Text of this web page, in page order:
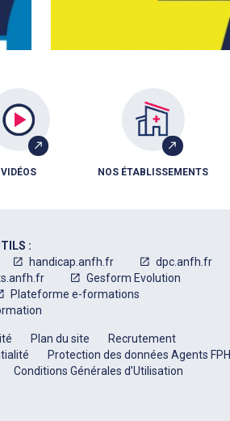
VIDÉOS NOS ÉTABLISSEMENTS
:
handicap.anfh.fr
dpc.anfh.fr
Gesform Evolution
Plateforme e-formations
Plan du site
Recrutement
Protection des données Agents FPH
Conditions Générales d’Utilisation